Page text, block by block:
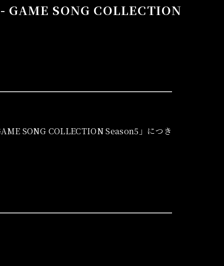
SONG COLLECTION
SONG COLLECTION Season5」につき